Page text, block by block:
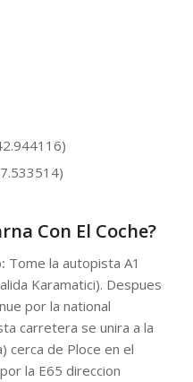
Con El Coche?
Tome la autopista A1
Karamatici). Despues
por la national
carretera se unira a la
cerca de Ploce en el
la E65 direccion